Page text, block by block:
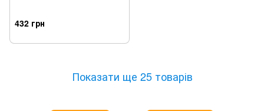
432 грн
Показати ще 25 товарів